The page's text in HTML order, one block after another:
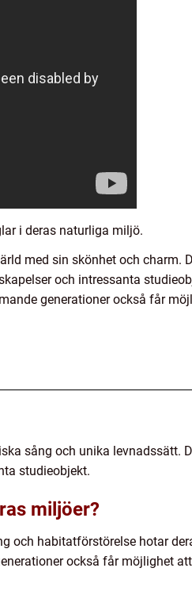
i deras naturliga miljö.
med sin skönhet och charm.
och intressanta
generationer också får
sång och unika levnadssätt.
studieobjekt.
miljöer?
och habitatförstörelse hotar
också får möjlighet